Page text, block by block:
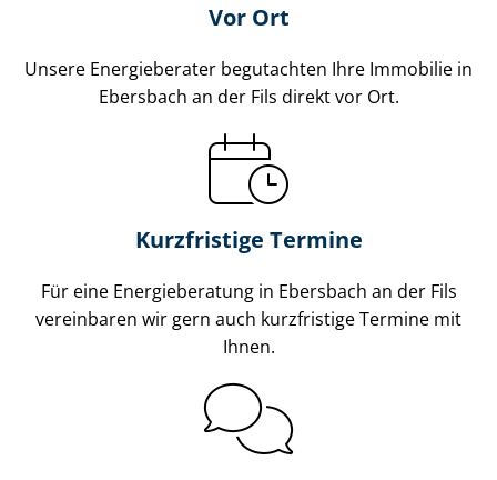
Vor Ort
Unsere Energieberater begutachten Ihre Immobilie in
Ebersbach an der Fils direkt vor Ort.
Kurzfristige Termine
Für eine Energieberatung in Ebersbach an der Fils
vereinbaren wir gern auch kurzfristige Termine mit
Ihnen.